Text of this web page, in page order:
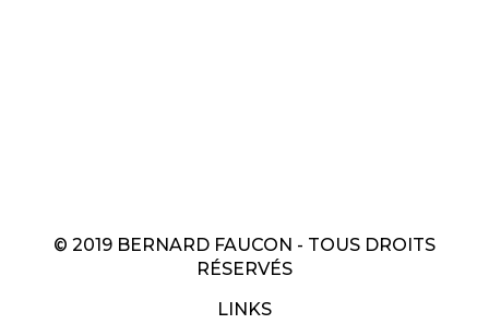
© 2019 BERNARD FAUCON - TOUS DROITS
RÉSERVÉS
LINKS